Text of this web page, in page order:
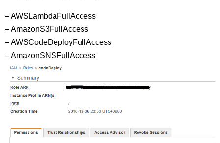
– AWSLambdaFullAccess
– AmazonS3FullAccess
– AWSCodeDeployFullAccess
– AmazonSNSFullAccess